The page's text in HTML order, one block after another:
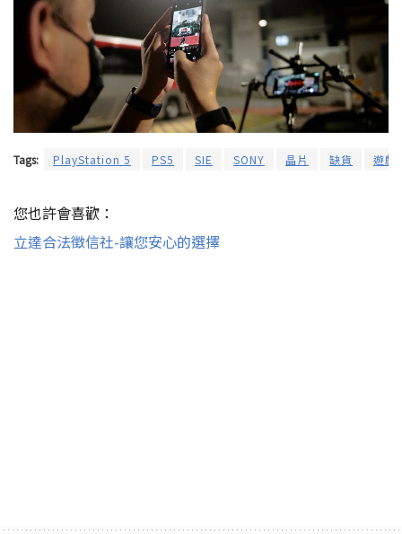
Tags: PlayStation 5 PS5 SIE SONY 晶片 缺貨 遊戲
您也許會喜歡：
立達合法徵信社-讓您安心的選擇